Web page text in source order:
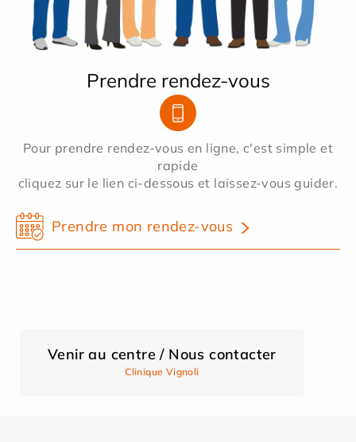
Prendre rendez-vous
Pour prendre rendez-vous en ligne, c'est simple et
rapide
cliquez sur le lien ci-dessous et laissez-vous guider.
Prendre mon rendez-vous
Venir au centre / Nous contacter
Clinique Vignoli